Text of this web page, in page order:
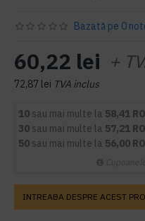
Bazată pe 0
60,22 lei +
72,87 lei TVA inclus
10 sau mai multe la 58,41
30 sau mai multe la 57,21
50 sau mai multe la 56,00
INTREABA DESPRE ACEST